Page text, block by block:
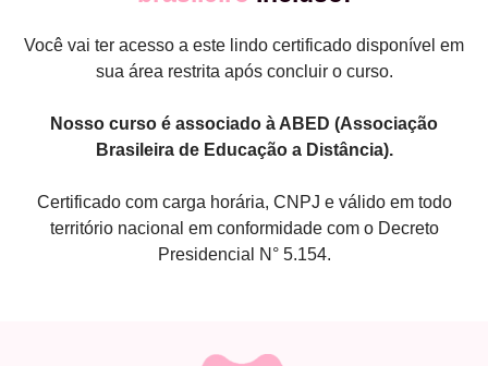
Você vai ter acesso a este lindo certificado disponível em
sua área restrita após concluir o curso.
Nosso curso é associado à ABED (Associação
Brasileira de Educação a Distância).
Certificado com carga horária, CNPJ e válido em todo
território nacional em conformidade com o Decreto
Presidencial N° 5.154.